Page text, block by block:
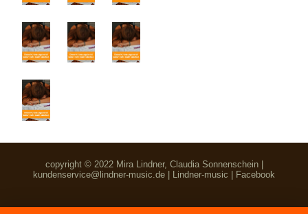
copyright © 2022 Mira Lindner, Claudia Sonnenschein |
kundenservice@lindner-music.de
Lindner-music Facebook